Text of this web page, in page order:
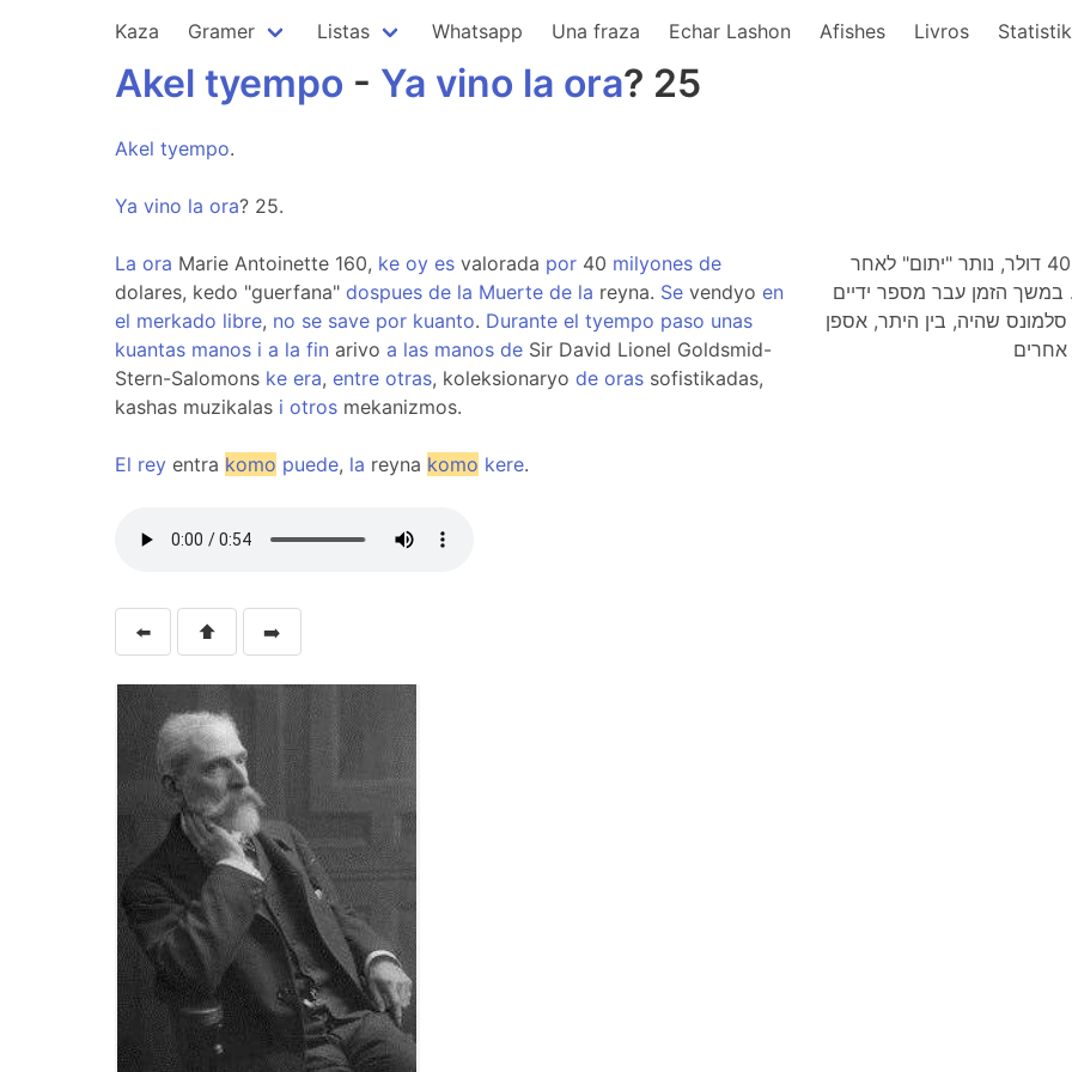
Kaza Gramer Listas Whatsapp Una fraza Echar Lashon Afishes Livros
Akel tyempo - Ya vino la ora? 25
Akel tyempo.
Ya vino la ora? 25.
La ora Marie Antoinette 160, ke oy es valorada por 40 milyones de
dolares, kedo "guerfana" dospues de la Muerte de la reyna. Se vendyo en
el merkado libre, no se save por kuanto. Durante el tyempo paso unas
kuantas manos i a la fin arivo a las manos de Sir David Lionel Goldsmid-
Stern-Salomons ke era, entre otras, koleksionaryo de oras sofistikadas,
kashas muzikalas i otros mekanizmos.
השעון מרי אנטואנט 160, שהיום מוערך ב- 40,000,000 דולר, נותר "יתום" לאחר
הזמן עבר מספר ידיים
סלמונס שהיה, בין היתר, אספן
El rey entra komo puede, la reyna komo kere.
⬅️ ⬆️ ➡️